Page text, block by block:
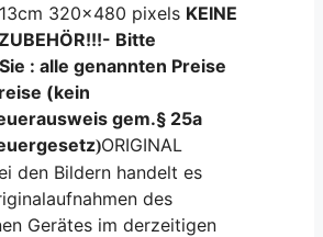
320x480 pixels KEINE
- Bitte
: alle genannten Preise
(kein
gem.§ 25a
)ORIGINAL
den Bildern handelt es
des
Gerätes im derzeitigen